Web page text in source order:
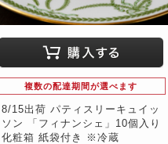
複数の配達期間が選べます
8/15出荷 パティスリーキュイッ
ソン 「フィナンシェ」10個入り
化粧箱 紙袋付き ※冷蔵